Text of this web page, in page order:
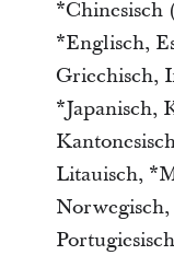
*Chinesisch
*Englisch,
Griechisch,
*Japanisch,
Litauisch,